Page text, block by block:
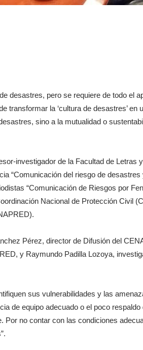
desastres, pero se requiere de todo el
transformar la ‘cultura de desastres’ en
sino a la mutualidad o
investigador de la Facultad de Letras
“Comunicación del riesgo de
“Comunicación de Riesgos por
Nacional de Protección Civil
Pérez, director de Difusión del
y Raymundo Padilla Lozoya,
sus vulnerabilidades y las
de equipo adecuado o el poco
Por no contar con las condiciones